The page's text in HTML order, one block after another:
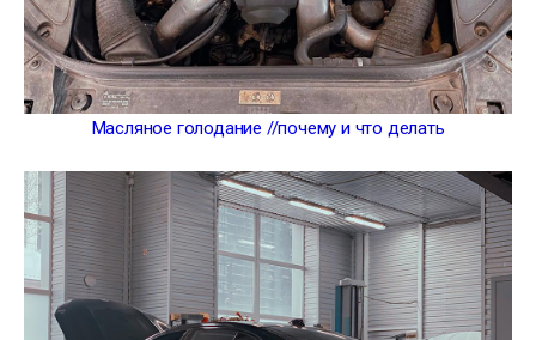
Масляное голодание //почему и что делать